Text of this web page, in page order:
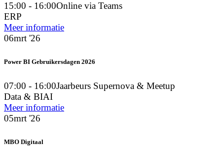
15:00 - 16:00Online via Teams
ERP
Meer informatie
06mrt '26
Power BI Gebruikersdagen 2026
07:00 - 16:00Jaarbeurs Supernova & Meetup
Data & BIAI
Meer informatie
05mrt '26
MBO Digitaal